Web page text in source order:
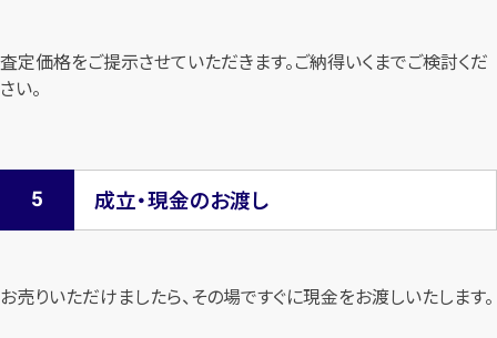
査定価格をご提示させていただきます。ご納得いくまでご検討くだ
さい。
成立・現金のお渡し
お売りいただけましたら、その場ですぐに現金をお渡しいたします。